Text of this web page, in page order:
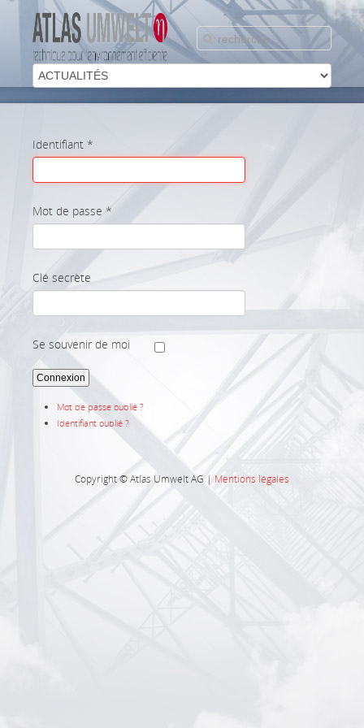
Identifiant *
Mot de passe *
Clé secrète
Se souvenir de moi
Connexion
Mot de passe oublié ?
Identifiant oublié ?
Copyright © Atlas Umwelt AG | Mentions légales